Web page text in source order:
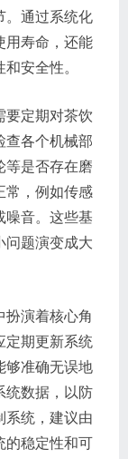
。通过系统化
用寿命，还能
安全性。
要定期对茶饮
查各个机械部
等是否存在磨
常，例如传感
噪音。这些基
问题演变成大
扮演着核心角
定期更新系统
够准确无误地
统数据，以防
系统，建议由
的稳定性和可